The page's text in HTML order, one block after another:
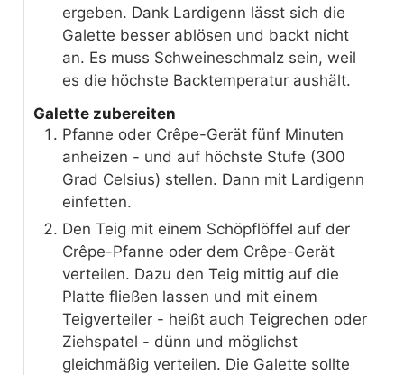
ergeben. Dank Lardigenn lässt sich die
Galette besser ablösen und backt nicht
an. Es muss Schweineschmalz sein, weil
es die höchste Backtemperatur aushält.
Galette zubereiten
Pfanne oder Crêpe-Gerät fünf Minuten
anheizen - und auf höchste Stufe (300
Grad Celsius) stellen. Dann mit Lardigenn
einfetten.
Den Teig mit einem Schöpflöffel auf der
Crêpe-Pfanne oder dem Crêpe-Gerät
verteilen. Dazu den Teig mittig auf die
Platte fließen lassen und mit einem
Teigverteiler - heißt auch Teigrechen oder
Ziehspatel - dünn und möglichst
gleichmäßig verteilen. Die Galette sollte